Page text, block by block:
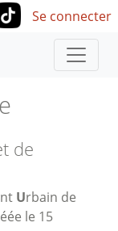
User
Se connecter
de
Urbain de
le 15